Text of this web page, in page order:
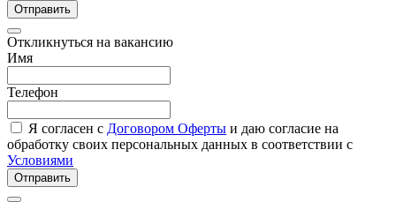
Отправить
Откликнуться на вакансию
Имя
Телефон
Я согласен с Договором Оферты и даю согласие на
обработку своих персональных данных в соответствии с
Условиями
Отправить